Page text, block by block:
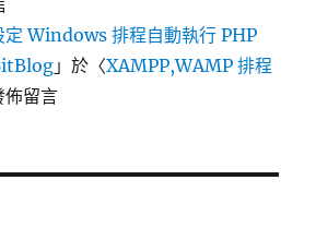
Windows 排程自動執行 PHP
」於〈XAMPP,WAMP 排程
佈留言